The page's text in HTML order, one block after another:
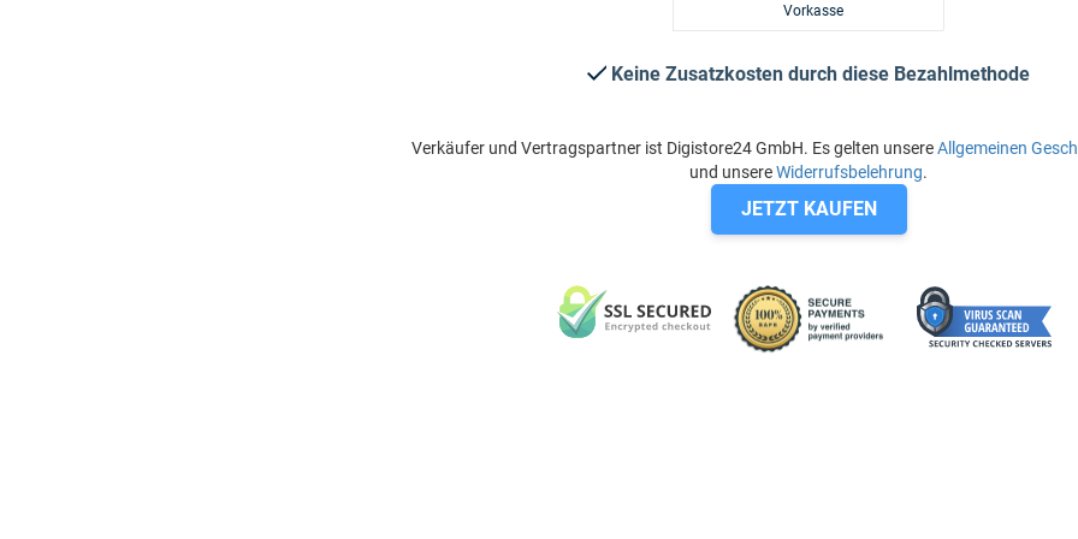
Vorkasse
Keine Zusatzkosten durch diese Bezahlmethode
Verkäufer und Vertragspartner ist Digistore24 GmbH. Es gelten unsereAllgemeinen
und unsereWiderrufsbelehrung.
JETZT KAUFEN